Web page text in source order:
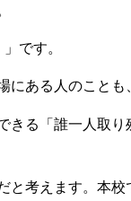
です。
ある人のことも
る「誰一人取
考えます。本